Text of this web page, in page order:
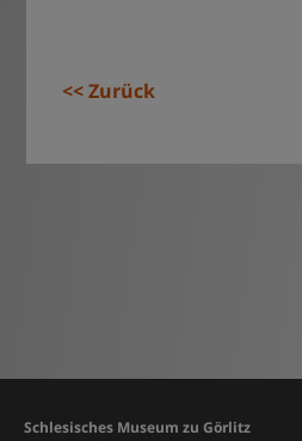
Zurück
Schlesisches Museum zu Görlitz